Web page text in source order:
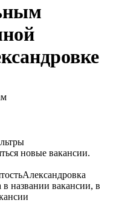
новые вакансии.
Александровка
названии вакансии, в